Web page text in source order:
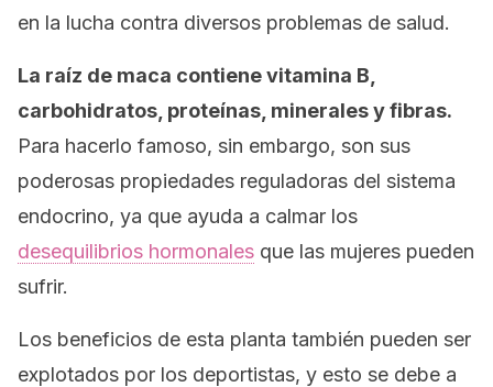
en la lucha contra diversos problemas de salud.
La raíz de maca contiene vitamina B,
carbohidratos, proteínas, minerales y fibras.
Para hacerlo famoso, sin embargo, son sus
poderosas propiedades reguladoras del sistema
endocrino, ya que ayuda a calmar los
desequilibrios hormonales que las mujeres pueden
sufrir.
Los beneficios de esta planta también pueden ser
explotados por los deportistas, y esto se debe a